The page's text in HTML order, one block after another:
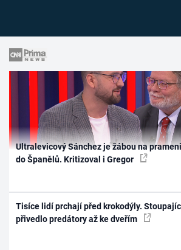
Ultralevicový Sánchez je žábou na
do Španělů. Kritizoval i Gregor
Tisíce lidí prchají před krokodýly.
přivedlo predátory až ke dveřím